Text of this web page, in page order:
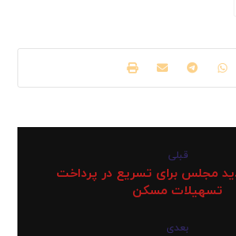
قبلی
مجلس برای تسریع در پرداخت
تسهیلات مسکن
بعدی